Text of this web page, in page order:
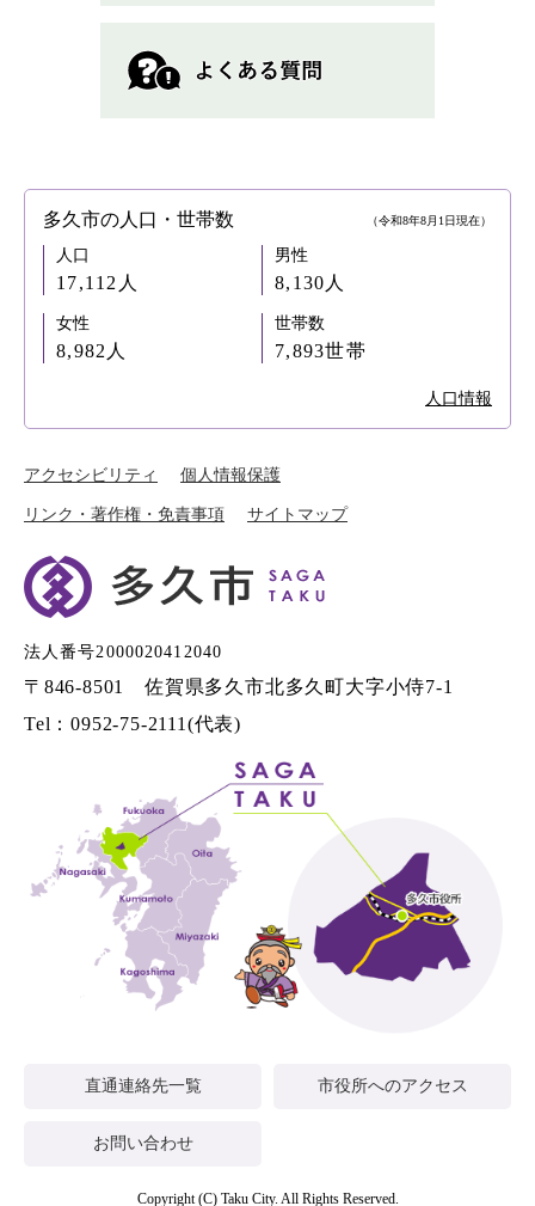
多久市の人口・世帯数 （令和8年8月1日現在）
人口
17,112人
男性
8,130人
女性
8,982人
世帯数
7,893世帯
人口情報
アクセシビリティ 個人情報保護
リンク・著作権・免責事項 サイトマップ
法人番号2000020412040
〒846-8501 佐賀県多久市北多久町大字小侍7-1
Tel：0952-75-2111(代表)
直通連絡先一覧 市役所へのアクセス
お問い合わせ
Copyright (C) Taku City. All Rights Reserved.